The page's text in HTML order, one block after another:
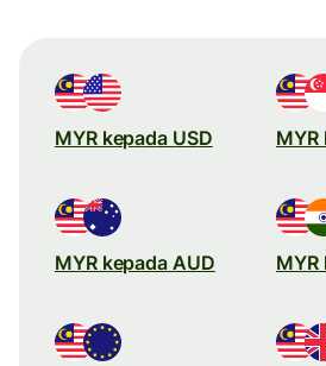
MYR kepada USD MYR
MYR kepada AUD MYR